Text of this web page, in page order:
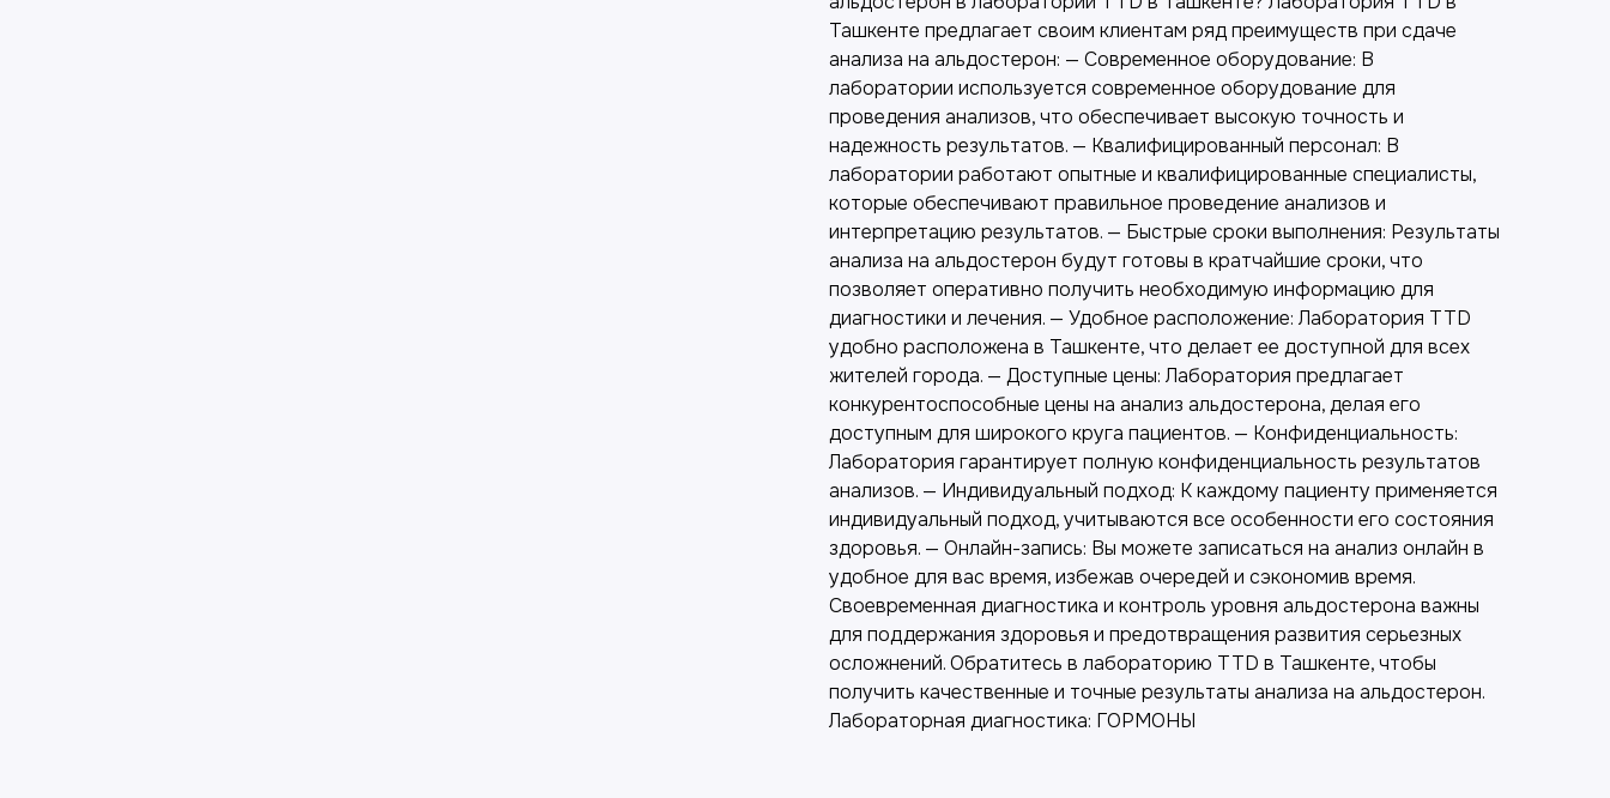
Ташкенте предлагает своим клиентам ряд преимуществ при сдаче
анализа на альдостерон: — Современное оборудование: В
лаборатории используется современное оборудование для
проведения анализов, что обеспечивает высокую точность и
надежность результатов. — Квалифицированный персонал: В
лаборатории работают опытные и квалифицированные специалисты,
которые обеспечивают правильное проведение анализов и
интерпретацию результатов. — Быстрые сроки выполнения: Результаты
анализа на альдостерон будут готовы в кратчайшие сроки, что
позволяет оперативно получить необходимую информацию для
диагностики и лечения. — Удобное расположение: Лаборатория TTD
удобно расположена в Ташкенте, что делает ее доступной для всех
жителей города. — Доступные цены: Лаборатория предлагает
конкурентоспособные цены на анализ альдостерона, делая его
доступным для широкого круга пациентов. — Конфиденциальность:
Лаборатория гарантирует полную конфиденциальность результатов
анализов. — Индивидуальный подход: К каждому пациенту применяется
индивидуальный подход, учитываются все особенности его состояния
здоровья. — Онлайн-запись: Вы можете записаться на анализ онлайн в
удобное для вас время, избежав очередей и сэкономив время.
Своевременная диагностика и контроль уровня альдостерона важны
для поддержания здоровья и предотвращения развития серьезных
осложнений. Обратитесь в лабораторию TTD в Ташкенте, чтобы
получить качественные и точные результаты анализа на альдостерон.
Лабораторная диагностика: ГОРМОНЫ